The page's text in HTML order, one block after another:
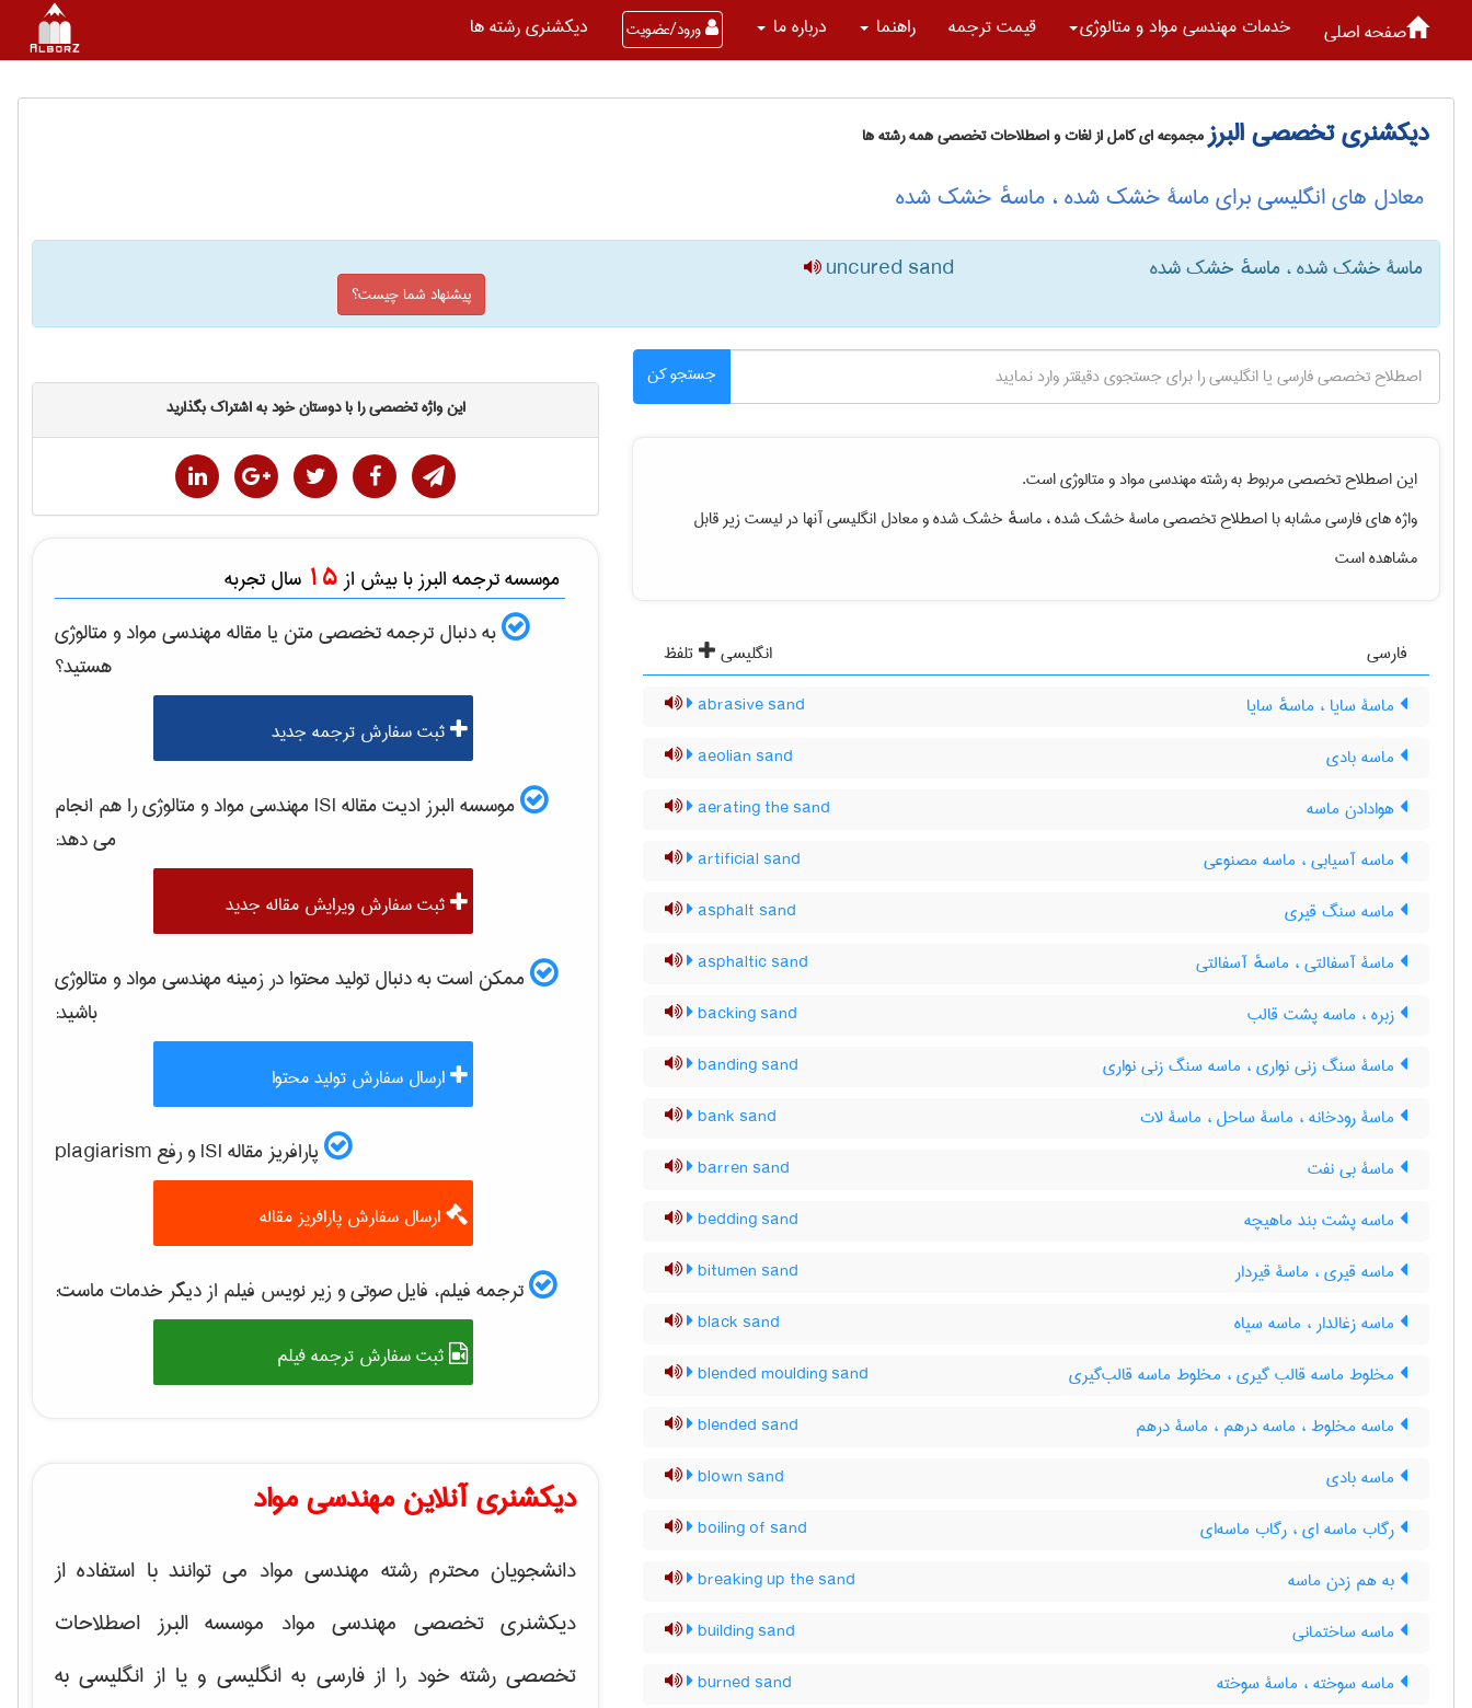
صفحه اصلی خدمات مهندسی مواد و متالوژی قیمت ترجمه راهنما درباره ما ورود/عضویت دیکشنری رشته ها
دیکشنری تخصصی البرزمجموعه ای کامل از لغات و اصطلاحات تخصصی همه رشته ها
معادل های انگلیسی برای ماسۀ خشک شده ، ماسهٔ خشک شده
ماسۀ خشک شده ، ماسهٔ خشک شده uncured sand
پیشنهاد شما چیست؟
جستجو کن
این اصطلاح تخصصی مربوط به رشتهمهندسی مواد و متالوژیاست.
واژه های فارسی مشابه با اصطلاح تخصصیماسۀ خشک شده ، ماسهٔ خشک شدهو معادل انگلیسی آنها در لیست زیر قابل
مشاهده است
فارسی انگلیسی
تلفظ
ماسۀ سایا ، ماسهٔ سایا
abrasive sand
ماسه بادی aeolian sand
هوادادن ماسه aerating the sand
ماسه آسیابی ، ماسه مصنوعی artificial sand
ماسه سنگ قیری asphalt sand
ماسۀ آسفالتی ، ماسهٔ آسفالتی asphaltic sand
زبره ، ماسه پشت قالب backing sand
ماسۀ سنگ زنی نواری ، ماسه سنگ زنی نواری banding sand
ماسۀ رودخانه ، ماسۀ ساحل ، ماسۀ لات bank sand
ماسۀ بی نفت barren sand
ماسه پشت بند ماهیچه bedding sand
ماسه قیری ، ماسۀ قیردار bitumen sand
ماسه زغالدار ، ماسه سیاه black sand
مخلوط ماسه قالب گیری ، مخلوط ماسه قالب‌گیری blended moulding sand
ماسه مخلوط ، ماسه درهم ، ماسۀ درهم blended sand
ماسه بادی blown sand
رگاب ماسه ای ، رگاب ماسه‌ای boiling of sand
به هم زدن ماسه breaking up the sand
ماسه ساختمانی building sand
ماسه سوخته ، ماسۀ سوخته burned sand
این واژه تخصصی را با دوستان خود به اشتراک بگذارید
موسسه ترجمه البرز با بیش از 15 سال تجربه
به دنبال ترجمه تخصصی متن یا مقالهمهندسی مواد و متالوژی
هستید؟
ثبت سفارش ترجمه جدید
موسسه البرز ادیت مقاله ISI مهندسی مواد و متالوژیرا هم انجام
می دهد:
ثبت سفارش ویرایش مقاله جدید
ممکن است به دنبال تولید محتوا در زمینهمهندسی مواد و متالوژی
باشید:
ارسال سفارش تولید محتوا
پارافریز مقاله ISI و رفع plagiarism
ارسال سفارش پارافریز مقاله
ترجمه فیلم، فایل صوتی و زیر نویس فیلم از دیگر خدمات ماست:
ثبت سفارش ترجمه فیلم
دیکشنری آنلاین مهندسی مواد
دانشجویان محترم رشته مهندسی مواد می توانند با استفاده از
دیکشنری تخصصی مهندسی مواد موسسه البرز اصطلاحات
تخصصی رشته خود را از فارسی به انگلیسی و یا از انگلیسی به